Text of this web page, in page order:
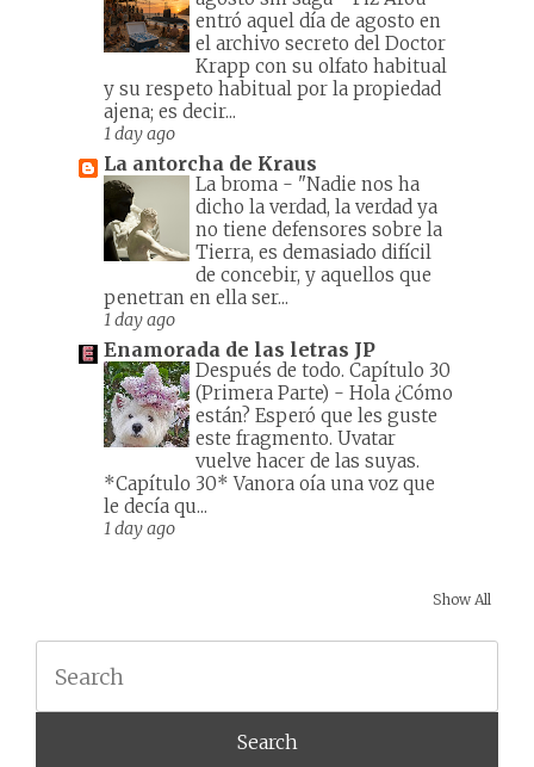
entró aquel día de agosto en
el archivo secreto del Doctor
Krapp con su olfato habitual
y su respeto habitual por la propiedad
ajena; es decir...
1 day ago
La antorcha de Kraus
La broma - "Nadie nos ha
dicho la verdad, la verdad ya
no tiene defensores sobre la
Tierra, es demasiado difícil
de concebir, y aquellos que
penetran en ella ser...
1 day ago
Enamorada de las letras JP
Después de todo. Capítulo 30
(Primera Parte) - Hola ¿Cómo
están? Esperó que les guste
este fragmento. Uvatar
vuelve hacer de las suyas.
*Capítulo 30* Vanora oía una voz que
le decía qu...
1 day ago
Show All